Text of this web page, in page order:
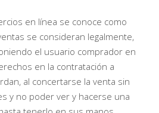
en línea se conoce como
se consideran legalmente,
el usuario comprador en
en la contratación a
al concertarse la venta sin
y no poder ver y hacerse una